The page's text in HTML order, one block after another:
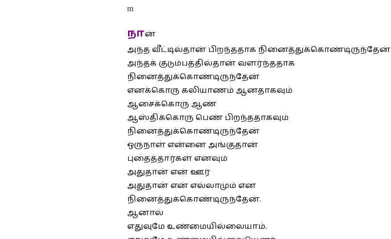
m
நான்
அந்த வீட்டில்தான் பிறந்ததாக நினைத்துக்கொண்டிருந்தேன்
அந்தக் குடும்பத்தில்தான் வளர்ந்ததாக
நினைத்துக்கொண்டிருந்தேன்
எனக்கொரு கலியாணம் ஆனதாகவும்
ஆசைக்கொரு ஆண்
ஆஸ்திக்கொரு பெண் பிறந்ததாகவும்
நினைத்துக்கொண்டிருந்தேன்
ஒருநாள் என்னை அங்குதான்
புதைத்தார்கள் எனவும்
அதுதான் என் ஊர்
அதுதான் என் எல்லாமும் என
நினைத்துக்கொண்டிருந்தேன்.
ஆனால்
எதுவுமே உண்மையில்லையாம்.